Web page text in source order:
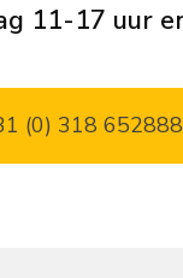
11-17 uur
(0) 318 652888